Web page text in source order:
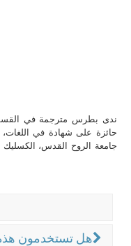
ندى بطرس مترجمة في القسم
حائزة على شهادة في
جامعة الروح القدس،
هل تستخدمون هذه